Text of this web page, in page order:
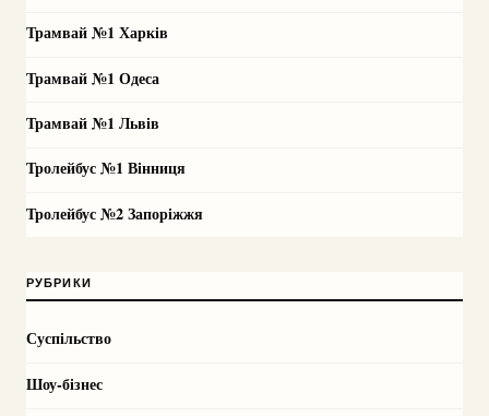
Трамвай №1 Харків
Трамвай №1 Одеса
Трамвай №1 Львів
Тролейбус №1 Вінниця
Тролейбус №2 Запоріжжя
РУБРИКИ
Суспільство
Шоу-бізнес